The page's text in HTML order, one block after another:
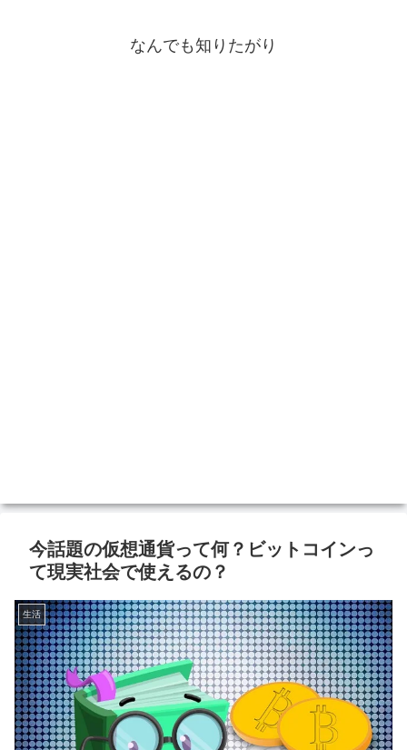
なんでも知りたがり
今話題の仮想通貨って何？ビットコインっ
て現実社会で使えるの？
生活